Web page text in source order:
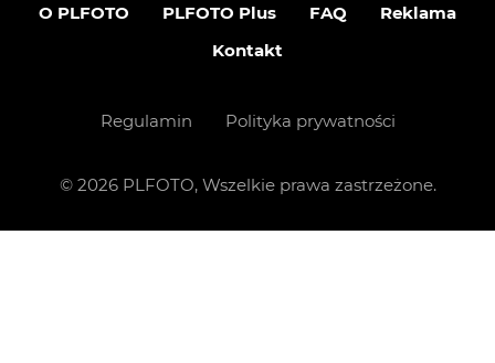
O PLFOTO PLFOTO Plus FAQ
Reklama
Kontakt
Regulamin Polityka prywatności
© 2026PLFOTO, Wszelkie prawa zastrzeżone.